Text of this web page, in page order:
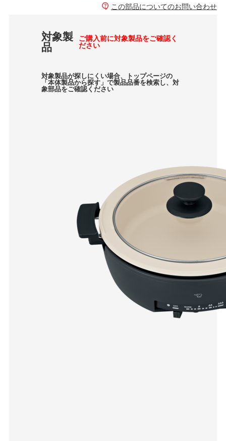
この部品についてのお問い合わせ
対象製
品
ご購入前に対象製品をご確認く
ださい
対象製品が探しにくい場合、トップページの
「本体製品から探す」で製品品番を検索し、対
象部品をご確認ください